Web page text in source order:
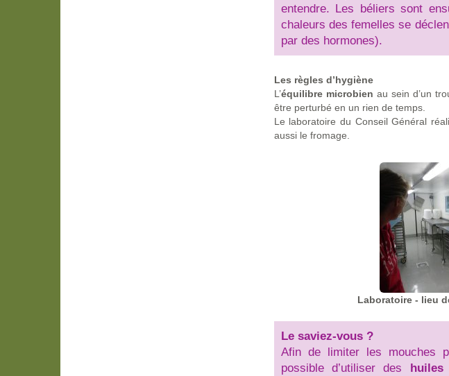
entendre. Les béliers sont
chaleurs des femelles se
par des hormones).
Les règles d’hygiène
L’équilibre microbien au sein d’un
être perturbé en un rien de temps.
Le laboratoire du Conseil Général
aussi le fromage.
Laboratoire - lieu
Le saviez-vous ?
Afin de limiter les mouches
possible d’utiliser des huiles